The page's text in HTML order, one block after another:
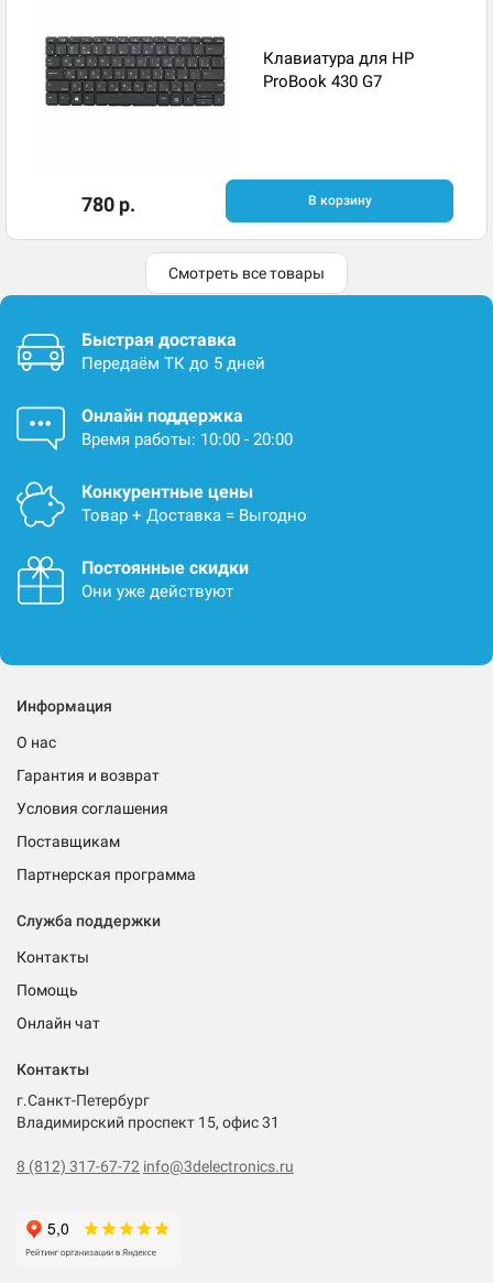
Клавиатура для HP
ProBook 430 G7
780 р. В корзину
Смотреть все товары
Быстрая доставка
Передаём ТК до 5 дней
Онлайн поддержка
Время работы: 10:00 - 20:00
Конкурентные цены
Товар + Доставка = Выгодно
Постоянные скидки
Они уже действуют
Информация
О нас
Гарантия и возврат
Условия соглашения
Поставщикам
Партнерская программа
Служба поддержки
Контакты
Помощь
Онлайн чат
Контакты
г.Санкт-Петербург
Владимирский проспект 15, офис 31
8 (812) 317-67-72 info@3delectronics.ru